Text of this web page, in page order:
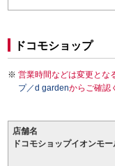
ドコモショップ
営業時間などは変更とな
プ／d gardenからご確認
店舗名
ドコモショップイオンモ